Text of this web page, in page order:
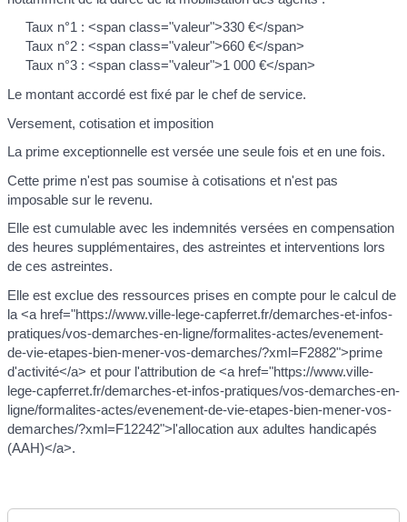
Taux n°1 : <span class="valeur">330 €</span>
Taux n°2 : <span class="valeur">660 €</span>
Taux n°3 : <span class="valeur">1 000 €</span>
Le montant accordé est fixé par le chef de service.
Versement, cotisation et imposition
La prime exceptionnelle est versée une seule fois et en une fois.
Cette prime n'est pas soumise à cotisations et n'est pas
imposable sur le revenu.
Elle est cumulable avec les indemnités versées en compensation
des heures supplémentaires, des astreintes et interventions lors
de ces astreintes.
Elle est exclue des ressources prises en compte pour le calcul de
la <a href="https://www.ville-lege-capferret.fr/demarches-et-infos-
pratiques/vos-demarches-en-ligne/formalites-actes/evenement-
de-vie-etapes-bien-mener-vos-demarches/?xml=F2882">prime
d'activité</a> et pour l'attribution de <a href="https://www.ville-
lege-capferret.fr/demarches-et-infos-pratiques/vos-demarches-en-
ligne/formalites-actes/evenement-de-vie-etapes-bien-mener-vos-
demarches/?xml=F12242">l'allocation aux adultes handicapés
(AAH)</a>.